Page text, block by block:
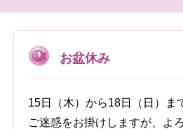
お盆休み
15日（木）から18日（日）ま
ご迷惑をお掛けしますが、よ